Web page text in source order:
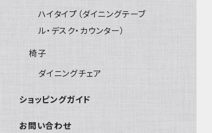
ハイタイプ（ダイニングテーブ
ル・デスク・カウンター）
椅子
ダイニングチェア
ショッピングガイド
お問い合わせ